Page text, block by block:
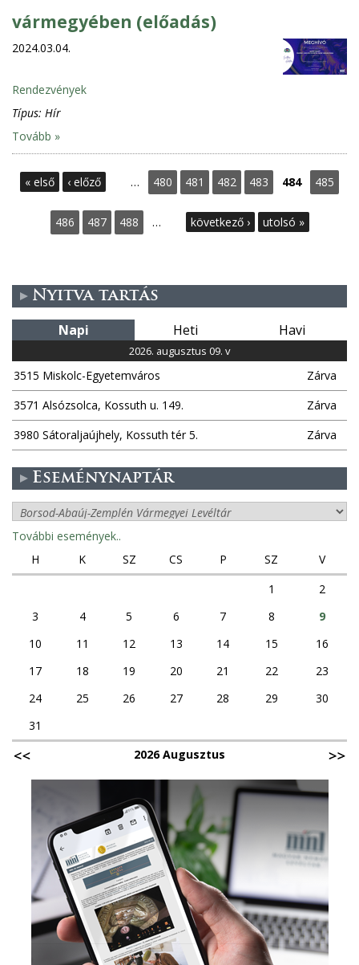
vármegyében (előadás)
2024.03.04.
Rendezvények
Típus: Hír
Tovább »
O
a
l
a
k
« első ‹ előző … 480 481 482 483 484 485
486 487 488 … következő › utolsó »
Nyitva tartás
Napi Heti Havi
2026. augusztus 09. v
3515 Miskolc-Egyetemváros
Zárva
3571 Alsózsolca, Kossuth u. 149.
Zárva
3980 Sátoraljaújhely, Kossuth tér 5.
Zárva
Eseménynaptár
További események..
H
K SZ CS P SZ
V
1
2
3
4 5 6 7 8
9
10
11 12 13 14 15
16
17
18 19 20 21 22
23
24
25 26 27 28 29
30
31
2026 Augusztus